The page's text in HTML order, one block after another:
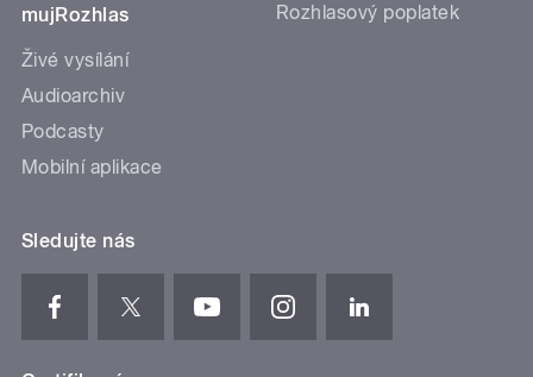
mujRozhlas
Živé vysílání
Audioarchiv
Podcasty
Mobilní aplikace
Rozhlasový poplatek
Sledujte nás